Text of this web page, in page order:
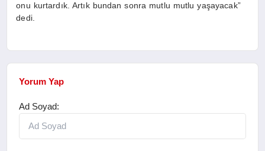
onu kurtardık. Artık bundan sonra mutlu mutlu yaşayacak”
dedi.
Yorum Yap
Ad Soyad: